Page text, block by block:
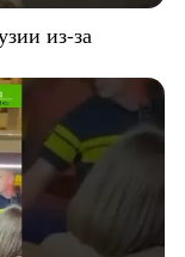
из-за